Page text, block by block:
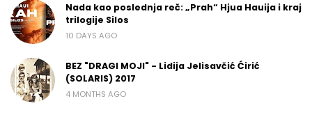
Nada kao poslednja reč: „Prah“ Hjua Hauija i kraj
trilogije Silos
10 DAYS AGO
BEZ "DRAGI MOJI" - Lidija Jelisavčić Ćirić
(SOLARIS) 2017
4 MONTHS AGO